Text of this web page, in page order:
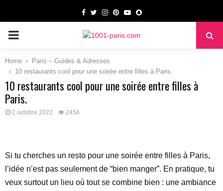
Facebook
TwitterInstagram
PinterestYoutubeSnapchat
PRIMARY
MENU
Home
Paris – Guides & Adresses
10 restaurants cool pour une soirée entre filles à Paris.
10 restaurants cool pour une soirée entre filles à
Paris.
2 octobre 2022 2456
Si tu cherches un resto pour une soirée entre filles à Paris,
l’idée n’est pas seulement de “bien manger”. En pratique, tu
veux surtout un lieu où tout se combine bien : une ambiance